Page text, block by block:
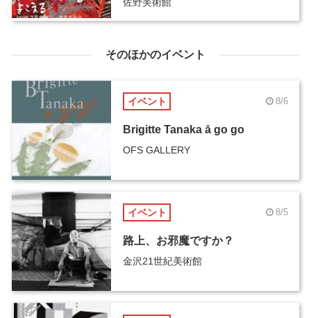
佐野美術館
そのほかのイベント
イベント 8/6
Brigitte Tanaka ā go go
OFS GALLERY
イベント 8/5
路上、お邪魔ですか？
金沢21世紀美術館